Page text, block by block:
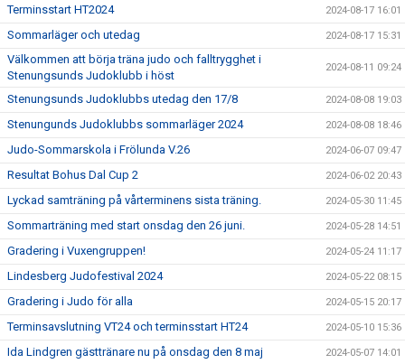
Terminsstart HT2024 2024-08-17 16:01
Sommarläger och utedag 2024-08-17 15:31
Välkommen att börja träna judo och falltrygghet i
Stenungsunds Judoklubb i höst
2024-08-11 09:24
Stenungsunds Judoklubbs utedag den 17/8 2024-08-08 19:03
Stenungunds Judoklubbs sommarläger 2024 2024-08-08 18:46
Judo-Sommarskola i Frölunda V.26 2024-06-07 09:47
Resultat Bohus Dal Cup 2 2024-06-02 20:43
Lyckad samträning på vårterminens sista träning. 2024-05-30 11:45
Sommarträning med start onsdag den 26 juni. 2024-05-28 14:51
Gradering i Vuxengruppen! 2024-05-24 11:17
Lindesberg Judofestival 2024 2024-05-22 08:15
Gradering i Judo för alla 2024-05-15 20:17
Terminsavslutning VT24 och terminsstart HT24 2024-05-10 15:36
Ida Lindgren gästtränare nu på onsdag den 8 maj 2024-05-07 14:01